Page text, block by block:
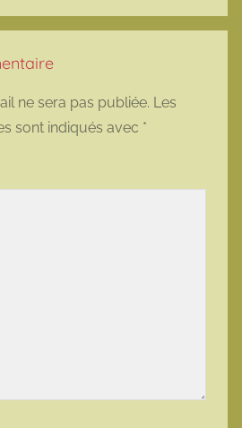
ne sera pas publiée. Les
sont indiqués avec *